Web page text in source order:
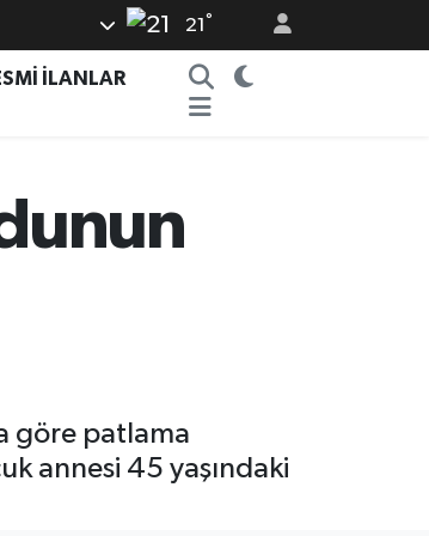
21 °
İLANLAR
göre patlama
annesi 45 yaşındaki